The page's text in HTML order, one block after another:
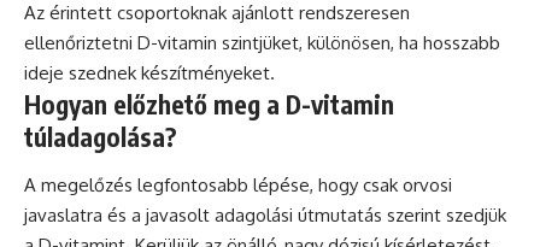
Az érintett csoportoknak ajánlott rendszeresen
ellenőriztetni D-vitamin szintjüket, különösen, ha hosszabb
ideje szednek készítményeket.
Hogyan előzhető meg a D-vitamin
túladagolása?
A megelőzés legfontosabb lépése, hogy csak orvosi
javaslatra és a javasolt adagolási útmutatás szerint szedjük